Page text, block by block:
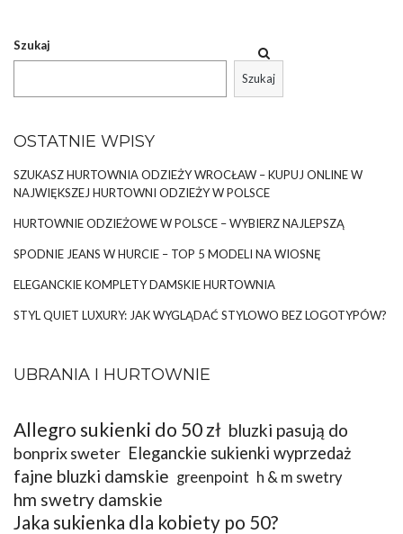
Szukaj
Szukaj
OSTATNIE WPISY
SZUKASZ HURTOWNIA ODZIEŻY WROCŁAW – KUPUJ ONLINE W
NAJWIĘKSZEJ HURTOWNI ODZIEŻY W POLSCE
HURTOWNIE ODZIEŻOWE W POLSCE – WYBIERZ NAJLEPSZĄ
SPODNIE JEANS W HURCIE – TOP 5 MODELI NA WIOSNĘ
ELEGANCKIE KOMPLETY DAMSKIE HURTOWNIA
STYL QUIET LUXURY: JAK WYGLĄDAĆ STYLOWO BEZ LOGOTYPÓW?
UBRANIA I HURTOWNIE
Allegro sukienki do 50 zł bluzki pasują do
bonprix sweter Eleganckie sukienki wyprzedaż
fajne bluzki damskie greenpoint h & m swetry
hm swetry damskie
Jaka sukienka dla kobiety po 50?